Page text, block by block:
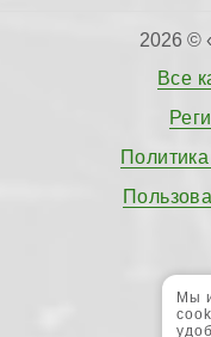
2026 ©
Все
Мы